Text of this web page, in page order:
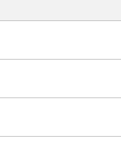
TECNOLOGIA
SEGURANÇA
para